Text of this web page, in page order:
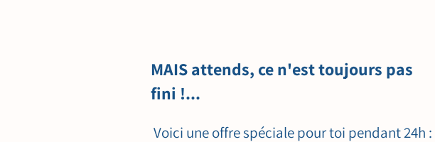
MAIS attends, ce n'est toujours pas
fini !...
Voici une offre spéciale pour toi pendant 24h :